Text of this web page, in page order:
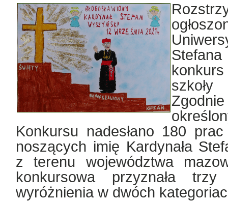
konkurs
Konkursu nadesłano 180
noszących imię Kardynała
z terenu województwa
konkursowa przyznała
wyróżnienia w dwóch